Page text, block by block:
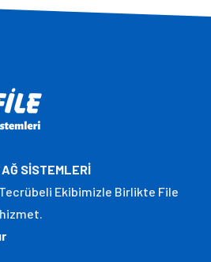
SİSTEMLERİ
Tecrübeli Ekibimizle Birlikte File